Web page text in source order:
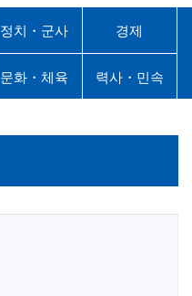
정치・군사 경제
문화・체육 력사・민속